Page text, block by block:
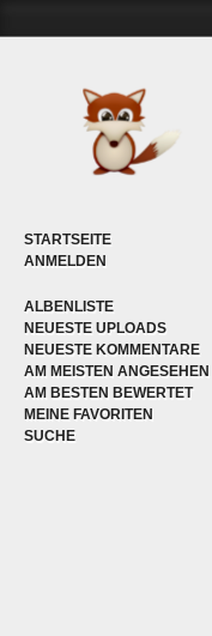
STARTSEITE
ANMELDEN
ALBENLISTE
NEUESTE UPLOADS
NEUESTE KOMMENTARE
AM MEISTEN ANGESEHEN
AM BESTEN BEWERTET
MEINE FAVORITEN
SUCHE